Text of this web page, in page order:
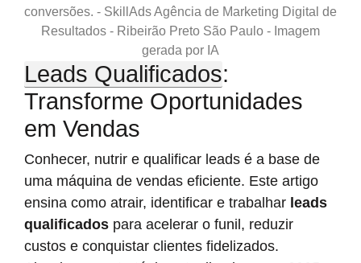
conversões. - SkillAds Agência de Marketing Digital de
Resultados - Ribeirão Preto São Paulo - Imagem
gerada por IA
Leads Qualificados:
Transforme Oportunidades
em Vendas
Conhecer, nutrir e qualificar leads é a base de
uma máquina de vendas eficiente. Este artigo
ensina como atrair, identificar e trabalhar leads
qualificados para acelerar o funil, reduzir
custos e conquistar clientes fidelizados.